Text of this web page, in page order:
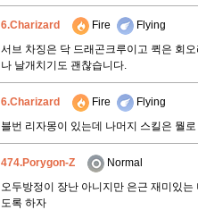
6.Charizard Fire
Flying
서브 차징은 닥 드래곤크루이고 퀵은 회
나 날개치기도 괜찮습니다.
6.Charizard Fire
Flying
블번 리자몽이 있는데 나머지 스킬은 뭘
474.Porygon-Z
Normal
오두방정이 장난 아니지만 은근 재미있
도록 하자